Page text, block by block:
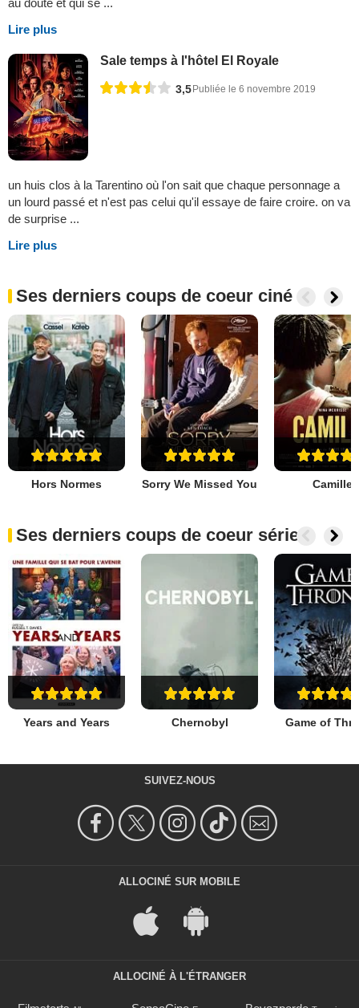
Lire plus
Sale temps à l'hôtel El Royale
3,5Publiée le 6 novembre 2019
un huis clos à la Tarentino où l'on sait que chaque personnage a
un lourd passé et n'est pas celui qu'il essaye de faire croire. on va
de surprise ...
Lire plus
Ses derniers coups de coeur ciné
Hors Normes Sorry We Missed You Camille
Ses derniers coups de coeur séries
Years and Years Chernobyl Game of
SUIVEZ-NOUS
ALLOCINÉ SUR MOBILE
ALLOCINÉ À L'ÉTRANGER